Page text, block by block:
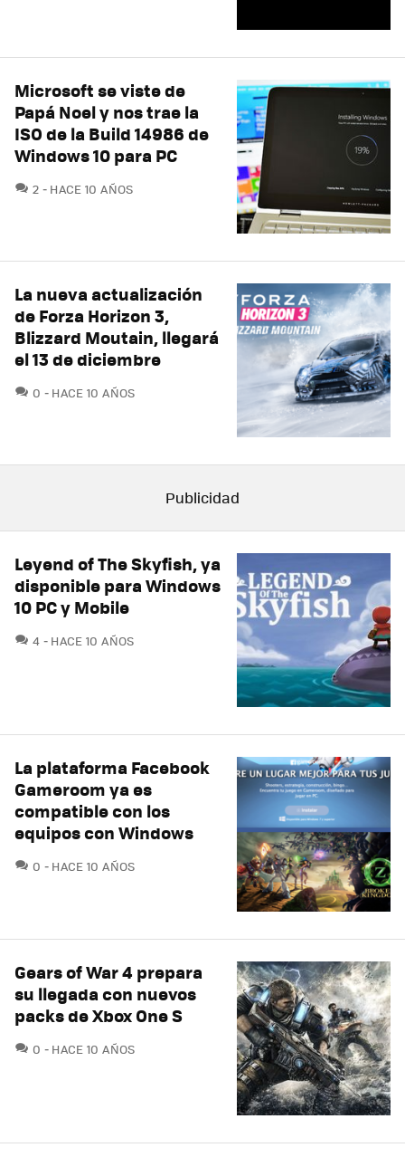
Microsoft se viste de
Papá Noel y nos trae la
ISO de la Build 14986 de
Windows 10 para PC
2 COMENTARIOS
HACE 10 AÑOS
La nueva actualización
de Forza Horizon 3,
Blizzard Moutain, llegará
el 13 de diciembre
0 COMENTARIOS
HACE 10 AÑOS
Leyend of The Skyfish, ya
disponible para Windows
10 PC y Mobile
4 COMENTARIOS
HACE 10 AÑOS
La plataforma Facebook
Gameroom ya es
compatible con los
equipos con Windows
0 COMENTARIOS
HACE 10 AÑOS
Gears of War 4 prepara
su llegada con nuevos
packs de Xbox One S
0 COMENTARIOS
HACE 10 AÑOS